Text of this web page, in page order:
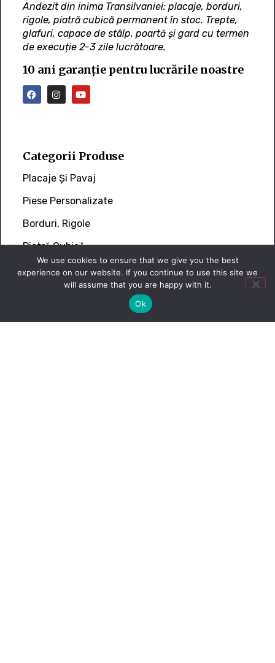
Andezit din inima Transilvaniei: placaje, borduri,
rigole, piatră cubică permanent în stoc. Trepte,
glafuri, capace de stâlp, poartă și gard cu termen
de execuție 2-3 zile lucrătoare.
10 ani garanție pentru lucrările noastre
Categorii Produse
Placaje Și Pavaj
Piese Personalizate
Borduri, Rigole
Piatră Cubică
We use cookies to ensure that we give you the best
experience on our website. If you continue to use this site we
will assume that you are happy with it.
Ok